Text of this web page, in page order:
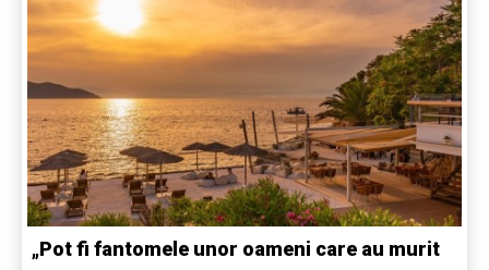
„Pot fi fantomele unor oameni care au murit